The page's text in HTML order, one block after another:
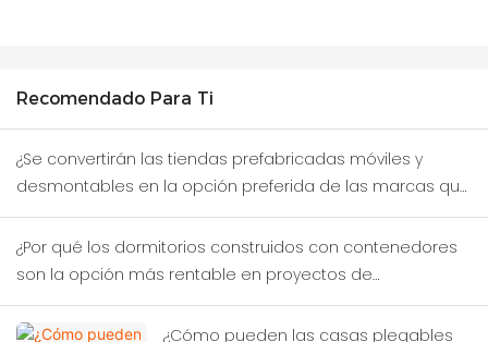
Recomendado Para Ti
¿Se convertirán las tiendas prefabricadas móviles y
desmontables en la opción preferida de las marcas que
prueban nuevos distritos comerciales?
¿Por qué los dormitorios construidos con contenedores
son la opción más rentable en proyectos de
construcción temporal?
¿Cómo pueden las casas plegables